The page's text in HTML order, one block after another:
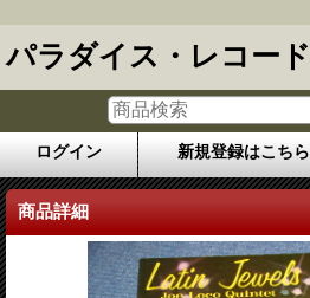
パラダイス・レコード
ログイン 新規登録はこちら
商品詳細